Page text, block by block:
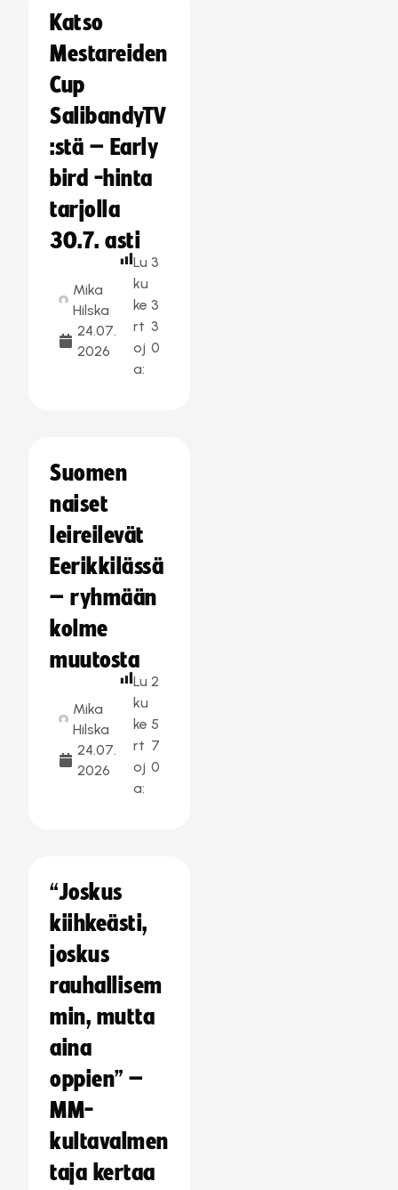
Katso
Mestareiden
Cup
SalibandyTV
:stä – Early
bird -hinta
tarjolla
30.7. asti
Mika
Hilska
24.07.
2026
Lu
ku
ke
rt
oj
a:
3
3
3
0
Suomen
naiset
leireilevät
Eerikkilässä
– ryhmään
kolme
muutosta
Mika
Hilska
24.07.
2026
Lu
ku
ke
rt
oj
a:
2
5
7
0
“Joskus
kiihkeästi,
joskus
rauhallisem
min, mutta
aina
oppien” –
MM-
kultavalmen
taja kertaa